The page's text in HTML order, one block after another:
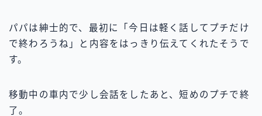
パパは紳士的で、最初に「今日は軽く話してプチだけ
で終わろうね」と内容をはっきり伝えてくれたそうで
す。
移動中の車内で少し会話をしたあと、短めのプチで終
了。